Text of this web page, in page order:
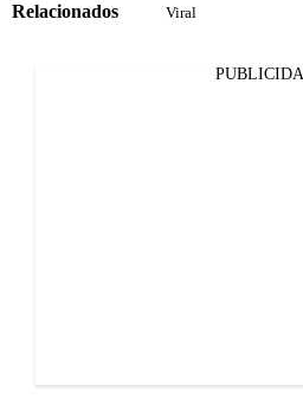
Relacionados Viral